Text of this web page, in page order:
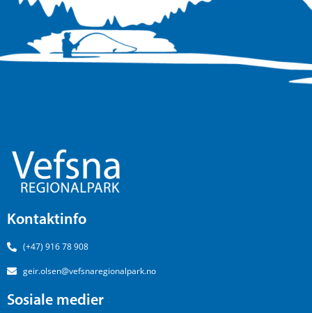
Kontaktinfo
(+47) 916 78 908
geir.olsen@vefsnaregionalpark.no
Sosiale medier